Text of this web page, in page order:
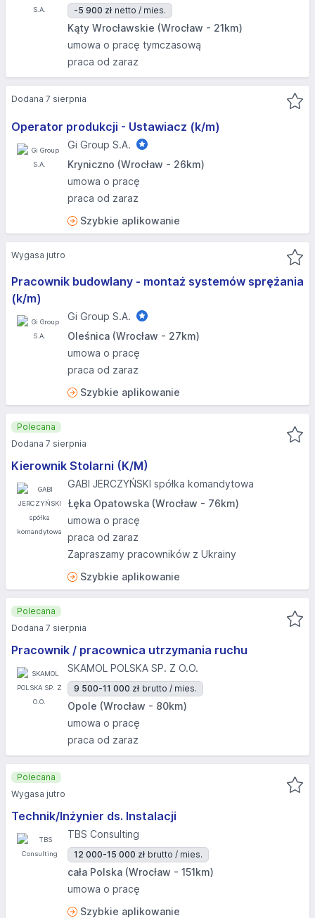
-5 900 zł netto / mies.
Kąty Wrocławskie (Wrocław - 21km)
umowa o pracę tymczasową
praca od zaraz
Operator produkcji - Ustawiacz (k/m)
Gi Group S.A.
Kryniczno (Wrocław - 26km)
umowa o pracę
praca od zaraz
Szybkie aplikowanie
Dodana 7 sierpnia
Pracownik budowlany - montaż systemów sprężania
(k/m)
Gi Group S.A.
Oleśnica (Wrocław - 27km)
umowa o pracę
praca od zaraz
Szybkie aplikowanie
Wygasa jutro
Kierownik Stolarni (K/M)
GABI JERCZYŃSKI spółka komandytowa
Łęka Opatowska (Wrocław - 76km)
umowa o pracę
praca od zaraz
Zapraszamy pracowników z Ukrainy
Szybkie aplikowanie
Polecana
Dodana 7 sierpnia
Pracownik / pracownica utrzymania ruchu
SKAMOL POLSKA SP. Z O.O.
9 500-11 000 zł brutto / mies.
Opole (Wrocław - 80km)
umowa o pracę
praca od zaraz
Polecana
Dodana 7 sierpnia
Technik/Inżynier ds. Instalacji
TBS Consulting
12 000-15 000 zł brutto / mies.
cała Polska (Wrocław - 151km)
umowa o pracę
Szybkie aplikowanie
Polecana
Wygasa jutro